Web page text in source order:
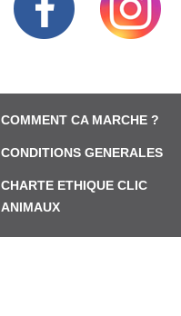
COMMENT CA MARCHE ?
CONDITIONS GENERALES
CHARTE ETHIQUE CLIC
ANIMAUX